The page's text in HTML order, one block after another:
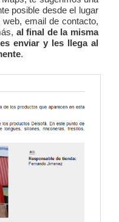
posible desde el lugar
email de contacto,
al final de la misma
enviar y les llega al
.